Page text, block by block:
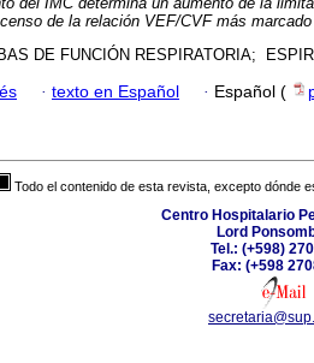
de la relación VEF/CVF más
DE FUNCIÓN RESPIRATORIA;
· texto en Español · Español (
Todo el contenido de esta revista, excepto dónde
Centro Hospitalario
Lord
Tel.: (+598)
Fax: (+598